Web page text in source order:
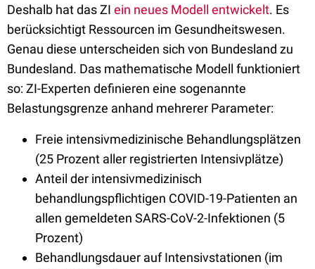
Deshalb hat das ZI ein neues Modell entwickelt. Es
berücksichtigt Ressourcen im Gesundheitswesen.
Genau diese unterscheiden sich von Bundesland zu
Bundesland. Das mathematische Modell funktioniert
so: ZI-Experten definieren eine sogenannte
Belastungsgrenze anhand mehrerer Parameter:
Freie intensivmedizinische Behandlungsplätzen
(25 Prozent aller registrierten Intensivplätze)
Anteil der intensivmedizinisch
behandlungspflichtigen COVID-19-Patienten an
allen gemeldeten SARS-CoV-2-Infektionen (5
Prozent)
Behandlungsdauer auf Intensivstationen (im